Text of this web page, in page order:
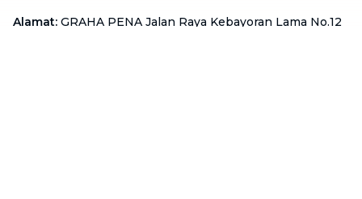
Alamat: GRAHA PENA Jalan Raya Kebayoran Lama No.12